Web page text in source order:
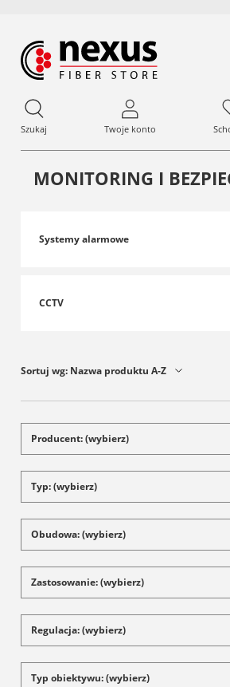
Szukaj Twoje konto
MONITORING I
Systemy alarmowe
CCTV
Sortuj wg: Nazwa produktu A-Z
Producent: (wybierz)
Typ: (wybierz)
Obudowa: (wybierz)
Zastosowanie: (wybierz)
Regulacja: (wybierz)
Typ obiektywu: (wybierz)